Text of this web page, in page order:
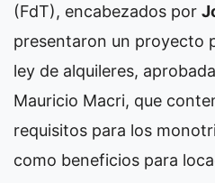
(FdT), encabezados por
presentaron un proyecto
ley de alquileres,
Mauricio Macri, que
requisitos para los
como beneficios para